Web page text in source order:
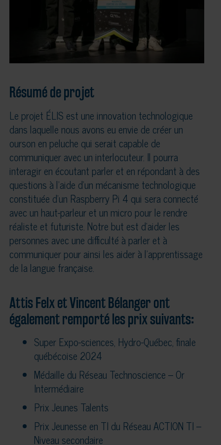
Résumé de projet
Le projet ÉLIS est une innovation technologique
dans laquelle nous avons eu envie de créer un
ourson en peluche qui serait capable de
communiquer avec un interlocuteur. Il pourra
interagir en écoutant parler et en répondant à des
questions à l’aide d’un mécanisme technologique
constituée d’un Raspberry Pi 4 qui sera connecté
avec un haut-parleur et un micro pour le rendre
réaliste et futuriste. Notre but est d’aider les
personnes avec une difficulté à parler et à
communiquer pour ainsi les aider à l’apprentissage
de la langue française.
Attis Felx et Vincent Bélanger ont
également remporté les prix suivants:
Super Expo-sciences, Hydro-Québec, finale
québécoise 2024
Médaille du Réseau Technoscience – Or
Intermédiaire
Prix Jeunes Talents
Prix Jeunesse en TI du Réseau ACTION TI –
Niveau secondaire